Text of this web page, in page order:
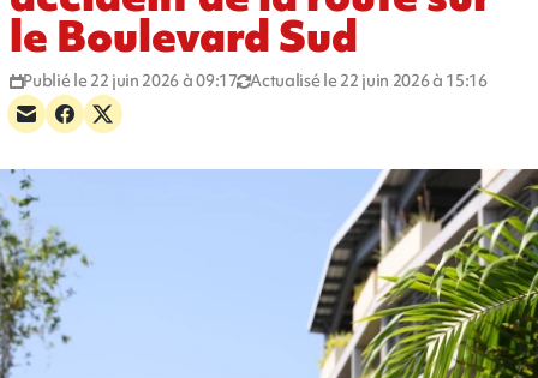
le Boulevard Sud
Publié le 22 juin 2026 à 09:17 Actualisé le 22 juin 2026 à 15:16